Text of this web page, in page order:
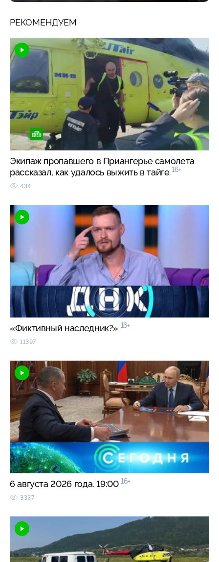
РЕКОМЕНДУЕМ
Экипаж пропавшего в Приангерье самолета
рассказал, как удалось выжить в тайге 16+
434
«Фиктивный наследник?» 16+
11397
6 августа 2026 года. 19:00 16+
3337